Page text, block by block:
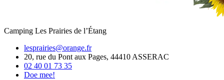
Camping Les Prairies de l’Étang
lesprairies@orange.fr
20, rue du Pont aux Pages, 44410 ASSERAC
02 40 01 73 35
Doe mee!